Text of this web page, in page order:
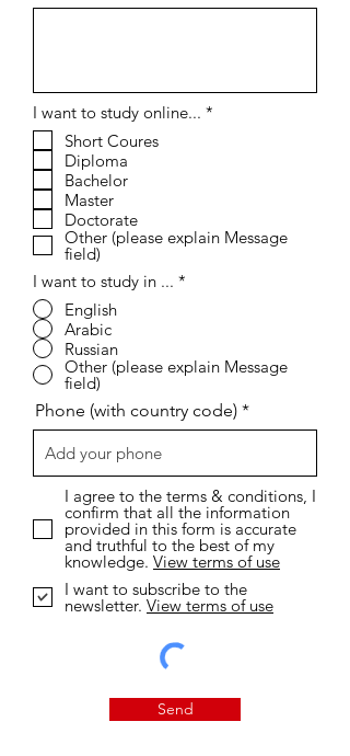
I want to study online... *
ь
Short Coures
Diploma
Bachelor
Master
Doctorate
Other (please explain Message
field)
I want to study in ... *
English
Arabic
Russian
Other (please explain Message
field)
Phone (with country code)
I agree to the terms & conditions, I
confirm that all the information
provided in this form is accurate
and truthful to the best of my
knowledge. View terms of use
I want to subscribe to the
newsletter. View terms of use
Send